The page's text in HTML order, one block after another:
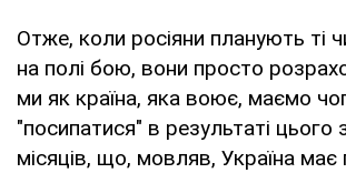
Отже, коли росіяни планують ті
на полі бою, вони просто
ми як країна, яка воює, маємо
"посипатися" в результаті цього
місяців, що, мовляв, Україна має